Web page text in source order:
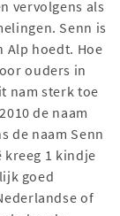
vervolgens als
Senn is
Alp hoedt. Hoe
ouders in
nam sterk toe
de naam
de naam Senn
kreeg 1 kindje
goed
of